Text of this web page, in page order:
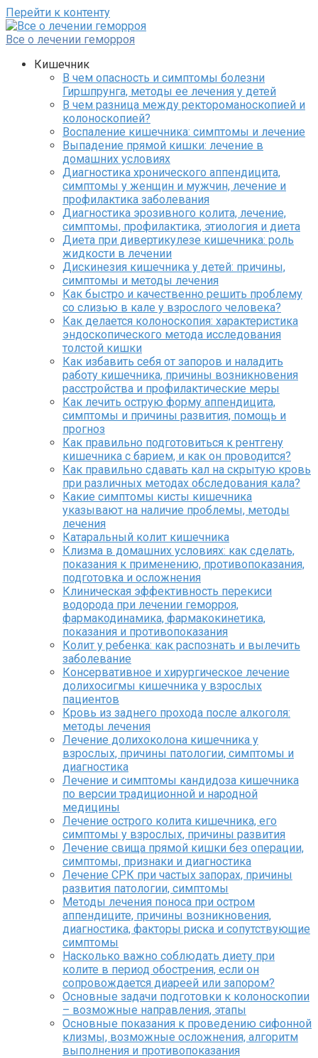
Перейти к контенту
Все о лечении геморроя
Кишечник
В чем опасность и симптомы болезни
Гиршпрунга, методы ее лечения у детей
В чем разница между ректороманоскопией и
колоноскопией?
Воспаление кишечника: симптомы и лечение
Выпадение прямой кишки: лечение в
домашних условиях
Диагностика хронического аппендицита,
симптомы у женщин и мужчин, лечение и
профилактика заболевания
Диагностика эрозивного колита, лечение,
симптомы, профилактика, этиология и диета
Диета при дивертикулезе кишечника: роль
жидкости в лечении
Дискинезия кишечника у детей: причины,
симптомы и методы лечения
Как быстро и качественно решить проблему
со слизью в кале у взрослого человека?
Как делается колоноскопия: характеристика
эндоскопического метода исследования
толстой кишки
Как избавить себя от запоров и наладить
работу кишечника, причины возникновения
расстройства и профилактические меры
Как лечить острую форму аппендицита,
симптомы и причины развития, помощь и
прогноз
Как правильно подготовиться к рентгену
кишечника с барием, и как он проводится?
Как правильно сдавать кал на скрытую кровь
при различных методах обследования кала?
Какие симптомы кисты кишечника
указывают на наличие проблемы, методы
лечения
Катаральный колит кишечника
Клизма в домашних условиях: как сделать,
показания к применению, противопоказания,
подготовка и осложнения
Клиническая эффективность перекиси
водорода при лечении геморроя,
фармакодинамика, фармакокинетика,
показания и противопоказания
Колит у ребенка: как распознать и вылечить
заболевание
Консервативное и хирургическое лечение
долихосигмы кишечника у взрослых
пациентов
Кровь из заднего прохода после алкоголя:
методы лечения
Лечение долихоколона кишечника у
взрослых, причины патологии, симптомы и
диагностика
Лечение и симптомы кандидоза кишечника
по версии традиционной и народной
медицины
Лечение острого колита кишечника, его
симптомы у взрослых, причины развития
Лечение свища прямой кишки без операции,
симптомы, признаки и диагностика
Лечение СРК при частых запорах, причины
развития патологии, симптомы
Методы лечения поноса при остром
аппендиците, причины возникновения,
диагностика, факторы риска и сопутствующие
симптомы
Насколько важно соблюдать диету при
колите в период обострения, если он
сопровождается диареей или запором?
Основные задачи подготовки к колоноскопии
– возможные направления, этапы
Основные показания к проведению сифонной
клизмы, возможные осложнения, алгоритм
выполнения и противопоказания